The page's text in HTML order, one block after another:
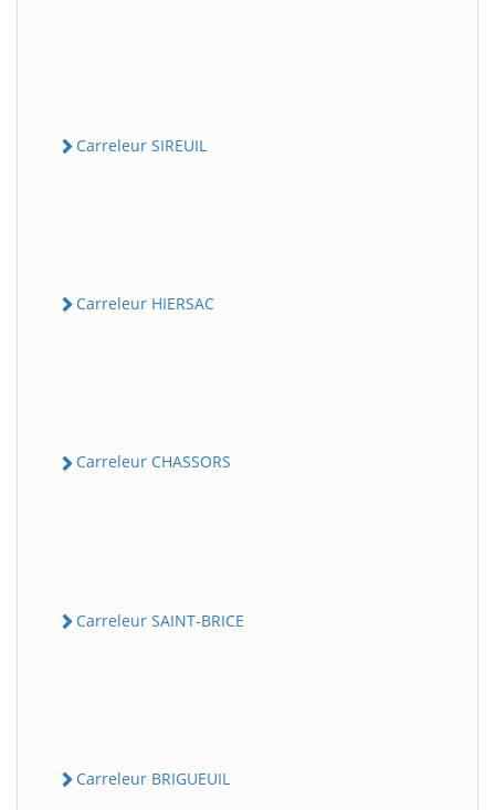
Carreleur SIREUIL
Carreleur HIERSAC
Carreleur CHASSORS
Carreleur SAINT-BRICE
Carreleur BRIGUEUIL